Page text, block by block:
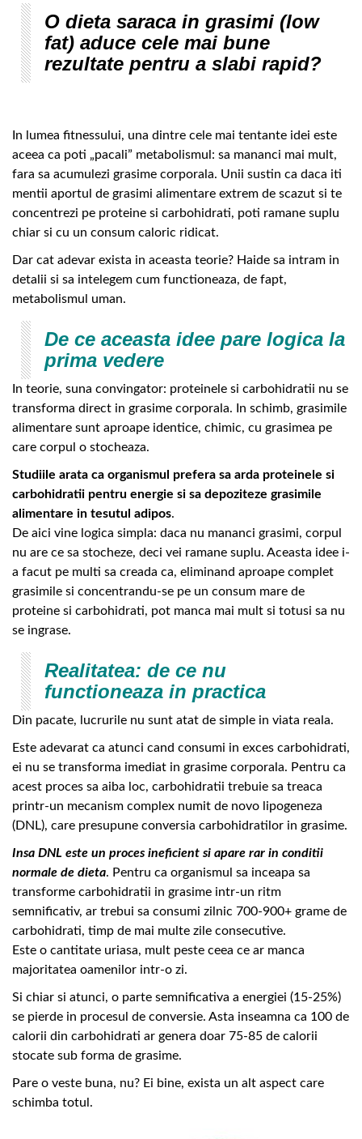
O dieta saraca in grasimi (low
fat) aduce cele mai bune
rezultate pentru a slabi rapid?
In lumea fitnessului, una dintre cele mai tentante idei este
aceea ca poti „pacali” metabolismul: sa mananci mai mult,
fara sa acumulezi grasime corporala. Unii sustin ca daca iti
mentii aportul de grasimi alimentare extrem de scazut si te
concentrezi pe proteine si carbohidrati, poti ramane suplu
chiar si cu un consum caloric ridicat.
Dar cat adevar exista in aceasta teorie? Haide sa intram in
detalii si sa intelegem cum functioneaza, de fapt,
metabolismul uman.
De ce aceasta idee pare logica la
prima vedere
In teorie, suna convingator: proteinele si carbohidratii nu se
transforma direct in grasime corporala. In schimb, grasimile
alimentare sunt aproape identice, chimic, cu grasimea pe
care corpul o stocheaza.
Studiile arata ca organismul prefera sa arda proteinele si
carbohidratii pentru energie si sa depoziteze grasimile
alimentare in tesutul adipos.
De aici vine logica simpla: daca nu mananci grasimi, corpul
nu are ce sa stocheze, deci vei ramane suplu. Aceasta idee i-
a facut pe multi sa creada ca, eliminand aproape complet
grasimile si concentrandu-se pe un consum mare de
proteine si carbohidrati, pot manca mai mult si totusi sa nu
se ingrase.
Realitatea: de ce nu
functioneaza in practica
Din pacate, lucrurile nu sunt atat de simple in viata reala.
Este adevarat ca atunci cand consumi in exces carbohidrati,
ei nu se transforma imediat in grasime corporala. Pentru ca
acest proces sa aiba loc, carbohidratii trebuie sa treaca
printr-un mecanism complex numit de novo lipogeneza
(DNL), care presupune conversia carbohidratilor in grasime.
Insa DNL este un proces ineficient si apare rar in conditii
normale de dieta. Pentru ca organismul sa inceapa sa
transforme carbohidratii in grasime intr-un ritm
semnificativ, ar trebui sa consumi zilnic 700-900+ grame de
carbohidrati, timp de mai multe zile consecutive.
Este o cantitate uriasa, mult peste ceea ce ar manca
majoritatea oamenilor intr-o zi.
Si chiar si atunci, o parte semnificativa a energiei (15-25%)
se pierde in procesul de conversie. Asta inseamna ca 100 de
calorii din carbohidrati ar genera doar 75-85 de calorii
stocate sub forma de grasime.
Pare o veste buna, nu? Ei bine, exista un alt aspect care
schimba totul.